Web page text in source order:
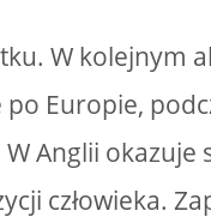
W kolejnym
Europie,
Anglii okazuje
człowieka.